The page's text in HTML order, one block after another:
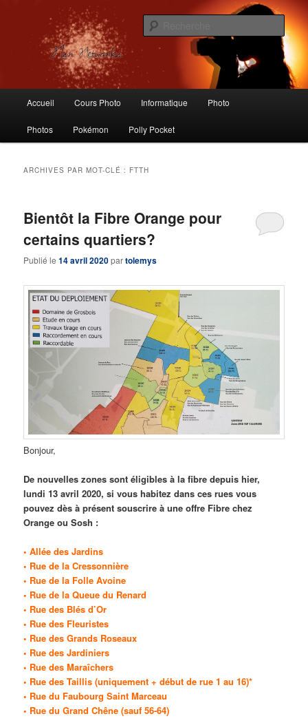
secondaireNsr Networks – Labo Ubuntu
Logiciels libres, Photographie, Informatique, Polly Pocket, Vintage Toys
principal
Accueil Cours Photo Informatique Photo
Photos Pokémon Polly Pocket
ARCHIVES PAR MOT-CLÉ : FTTH
Bientôt la Fibre Orange pour
certains quartiers?
Publié le14 avril 2020partolemys
Bonjour,
De nouvelles zones sont éligibles à la fibre depuis hier,
lundi 13 avril 2020, si vous habitez dans ces rues vous
pouvez dès à présent souscrire à une offre Fibre chez
Orange ou Sosh :
• Allée des Jardins
• Rue de la Cressonnière
• Rue de la Folle Avoine
• Rue de la Queue du Renard
• Rue des Blés d’Or
• Rue des Fleuristes
• Rue des Grands Roseaux
• Rue des Jardiniers
• Rue des Maraîchers
• Rue des Taillis (uniquement + début de rue 1 au 16)*
• Rue du Faubourg Saint Marceau
• Rue du Grand Chêne (sauf 56-64)